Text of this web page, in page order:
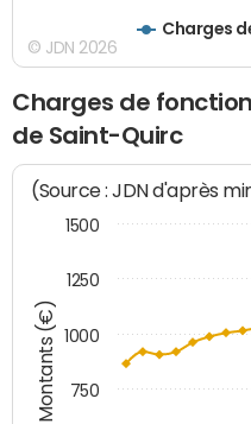
Charges
© JDN 2026
Charges de
de Saint-Quirc
Montants (€)
(Source : JDN d'après
750
1000
1250
1500